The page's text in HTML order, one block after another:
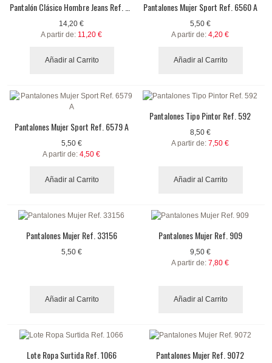
Pantalón Clásico Hombre Jeans Ref. 3042
14,20 €
A partir de: 11,20 €
Añadir al Carrito
Pantalones Mujer Sport Ref. 6560 A
5,50 €
A partir de: 4,20 €
Añadir al Carrito
Pantalones Mujer Sport Ref. 6579 A
5,50 €
A partir de: 4,50 €
Añadir al Carrito
Pantalones Tipo Pintor Ref. 592
8,50 €
A partir de: 7,50 €
Añadir al Carrito
Pantalones Mujer Ref. 33156
5,50 €
Añadir al Carrito
Pantalones Mujer Ref. 909
9,50 €
A partir de: 7,80 €
Añadir al Carrito
Lote Ropa Surtida Ref. 1066 Pantalones Mujer Ref. 9072